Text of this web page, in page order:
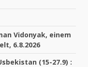
Vidonyak, einem
6.8.2026
(15-27.9) :